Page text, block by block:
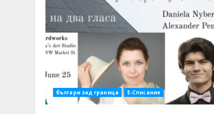
българи зад граница Е-Списание